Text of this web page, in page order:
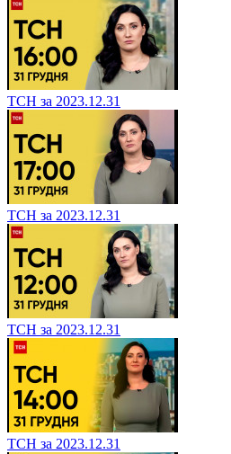
ТСН за 2023.12.31
ТСН за 2023.12.31
ТСН за 2023.12.31
ТСН за 2023.12.31